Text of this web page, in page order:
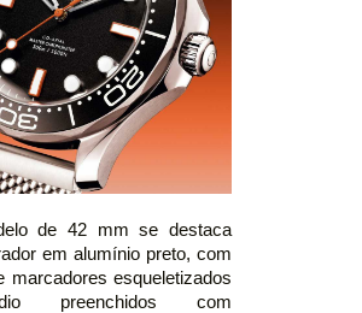
de 42 mm se destaca
em alumínio preto, com
marcadores esqueletizados
preenchidos com